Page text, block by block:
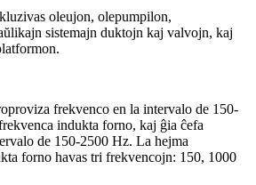
oleujon, olepumpilon,
sistemajn duktojn kaj valvojn, kaj
frekvenco en la intervalo de 150-
indukta forno, kaj ĝia ĉefa
de 150-2500 Hz. La hejma
forno havas tri frekvencojn: 150, 1000